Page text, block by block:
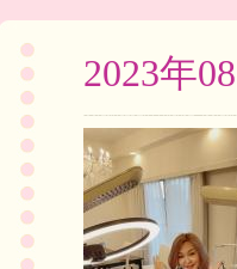
2023年